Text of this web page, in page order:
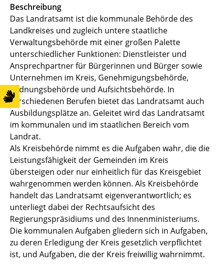
Beschreibung
Das Landratsamt ist die kommunale Behörde des
Landkreises und zugleich untere staatliche
Verwaltungsbehörde mit einer großen Palette
unterschiedlicher Funktionen: Dienstleister und
Ansprechpartner für Bürgerinnen und Bürger sowie
Unternehmen im Kreis, Genehmigungsbehörde,
Ordnungsbehörde und Aufsichtsbehörde. In
verschiedenen Berufen bietet das Landratsamt auch
Ausbildungsplätze an. Geleitet wird das Landratsamt
im kommunalen und im staatlichen Bereich vom
Landrat.
Als Kreisbehörde nimmt es die Aufgaben wahr, die die
Leistungsfähigkeit der Gemeinden im Kreis
übersteigen oder nur einheitlich für das Kreisgebiet
wahrgenommen werden können. Als Kreisbehörde
handelt das Landratsamt eigenverantwortlich; es
unterliegt dabei der Rechtsaufsicht des
Regierungspräsidiums und des Innenministeriums.
Die kommunalen Aufgaben gliedern sich in Aufgaben,
zu deren Erledigung der Kreis gesetzlich verpflichtet
ist, und Aufgaben, die der Kreis freiwillig wahrnimmt.